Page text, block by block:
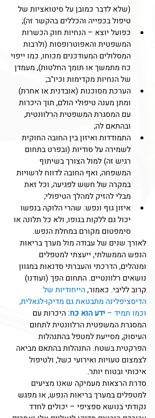
(שלא לדבר כמובן על סיטואציות של
טיפול בכפייה והכללים בהקשר זה);
כפועל יוצא – הנחיות חוק הכשרות
המשפטית והאפוטרופסות (ולרבות
המסלולים המעודכנים מכוחו, כמו ייפוי
כח מתמשך או תומך החלטות), מעמדן
של הנחיות מקדימות וכיו"ב;
הערכת מסוכנות (אובדנית או אחרת)
ומתן מענה טיפולי הולם, תוך היכרות
עם המסגרת המשפטית הרלוונטית,
ובהתאם לה;
התמודדות ואיזון בין החובה החוקית
לשמירה על סודיות (ובפרט בתחום
רגיש זה) למול הצורך בשיתוף
המשפחה, ואף החובה לדווח לרשויות
במקרה של חשש לפגיעה, וכל זאת
מבלי להזיק למהלך הטיפולי;
איזון גוף ונפש: שהרי הלוקה בנפשו
יכול גם ללקות בגופו, ולא כל תלונה או
סימפטום מקורם במחלת הנפש.
לאורך שנים של עבודה מול מערך בריאות
הנפש הממשלתי, ייעצתי למטפלים
ומנהלים, הדרכתי והעברתי סדנאות במגוון
נושאים רלוונטיים. התחום הפך (ועודנו)
קרוב לליבי. כאמור, הייחודיות של
הדיסציפלינה מתבטאת גם מדיקו-לגאלית,
וכמו תמיד – ידע הוא כח: היכרות עם
המסגרת המשפטית הרלוונטית לתחום
העיסוק, מסייעת למטפל בהתנהלות
הפרקטית בשטח. התנהלות בהתאם מביאה
לצמצום טעויות ואירועי כשל, ולטיפול
איכותי ובטוח יותר.
סדרת הרצאות מעמיקה שאנו מציעים
למטפלים במערך בריאות הנפש, או מפגש
נקודתי בנושא ספציפי – יכולים לחדד